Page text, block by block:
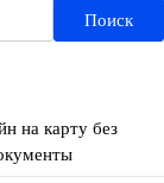
Поиск
на карту без